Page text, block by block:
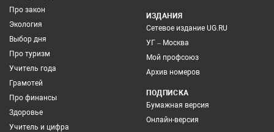
Про закон
Экология
Выбор дня
Про туризм
Учитель года
Грамотей
Про финансы
Здоровье
Учитель и цифра
ИЗДАНИЯ
Сетевое издание UG.RU
УГ – Москва
Мой профсоюз
Архив номеров
ПОДПИСКА
Бумажная версия
Онлайн-версия